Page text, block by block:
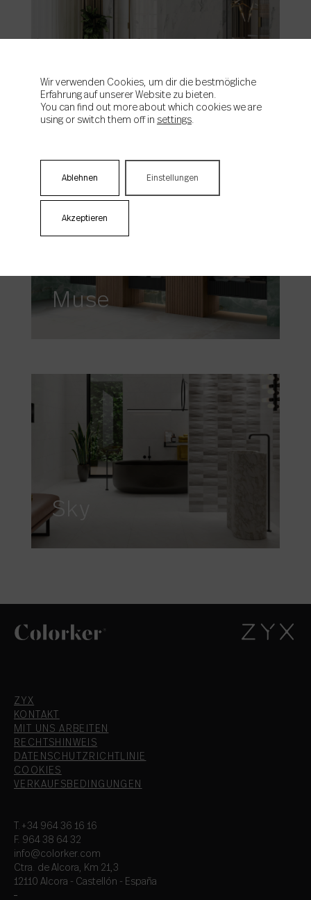
Insignia
Muse
Sky
ZYX
KONTAKT
MIT UNS ARBEITEN
RECHTSHINWEIS
DATENSCHUTZRICHTLINIE
COOKIES
VERKAUFSBEDINGUNGEN
T.+34 964 36 16 16
F. 964 38 64 32
info@colorker.com
Ctra. de Alcora, Km 21,3
12110 Alcora - Castellón - España
Wir verwenden Cookies, um dir die bestmögliche
Erfahrung auf unserer Website zu bieten.
You can find out more about which cookies we are
using or switch them off in settings
Akzeptieren
Ablehnen Einstellungen